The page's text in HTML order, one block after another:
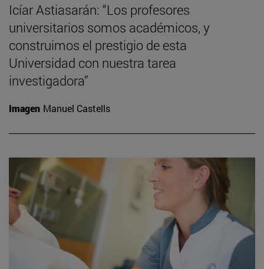
Icíar Astiasarán: “Los profesores
universitarios somos académicos, y
construimos el prestigio de esta
Universidad con nuestra tarea
investigadora”
Imagen Manuel Castells